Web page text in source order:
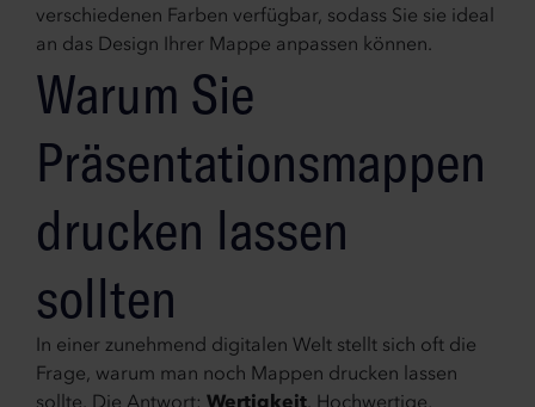
verschiedenen Farben verfügbar, sodass Sie sie ideal
an das Design Ihrer Mappe anpassen können.
Warum Sie
Präsentationsmappen
drucken lassen
sollten
In einer zunehmend digitalen Welt stellt sich oft die
Frage, warum man noch Mappen drucken lassen